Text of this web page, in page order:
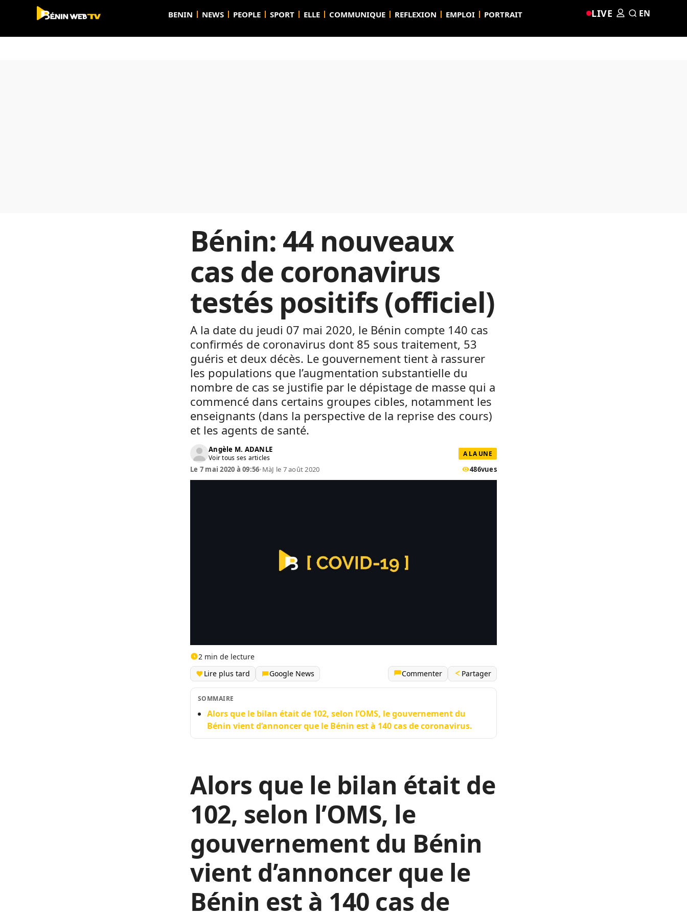
BENIN NEWS PEOPLE SPORT ELLE COMMUNIQUE REFLEXION EMPLOI PORTRAIT LIVE EN
Bénin: 44 nouveaux
cas de coronavirus
testés positifs (officiel)
A la date du jeudi 07 mai 2020, le Bénin compte 140 cas
confirmés de coronavirus dont 85 sous traitement, 53
guéris et deux décès. Le gouvernement tient à rassurer
les populations que l’augmentation substantielle du
nombre de cas se justifie par le dépistage de masse qui a
commencé dans certains groupes cibles, notamment les
enseignants (dans la perspective de la reprise des cours)
et les agents de santé.
Angèle M. ADANLE
Voir tous ses articles A LA UNE
Le 7 mai 2020 à 09:56•MàJ le 7 août 2020 486vues
2 min de lecture
Lire plus tard
Google News Commenter Partager
SOMMAIRE
Alors que le bilan était de 102, selon l’OMS, le gouvernement du
Bénin vient d’annoncer que le Bénin est à 140 cas de coronavirus.
Alors que le bilan était de
102, selon l’OMS, le
gouvernement du Bénin
vient d’annoncer que le
Bénin est à 140 cas de